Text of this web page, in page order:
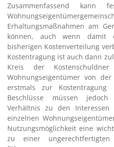
Zusammenfassend kann
Erhaltungsmaßnahmen am
können, auch wenn damit
bisherigen Kostenverteilung
Kostentragung ist auch dann
Kreis der
Wohnungseigentümer von
erstmals zur Kostentragung
Beschlüsse müssen
Verhältnis zu den
einzelnen
Nutzungsmöglichkeit eine
zu einer ungerechtfertigten